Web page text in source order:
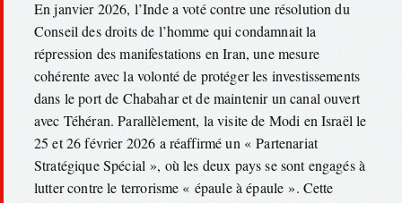
En janvier 2026, l’Inde a voté contre une résolution du
Conseil des droits de l’homme qui condamnait la
répression des manifestations en Iran, une mesure
cohérente avec la volonté de protéger les investissements
dans le port de Chabahar et de maintenir un canal ouvert
avec Téhéran. Parallèlement, la visite de Modi en Israël le
25 et 26 février 2026 a réaffirmé un « Partenariat
Stratégique Spécial », où les deux pays se sont engagés à
lutter contre le terrorisme « épaule à épaule ». Cette